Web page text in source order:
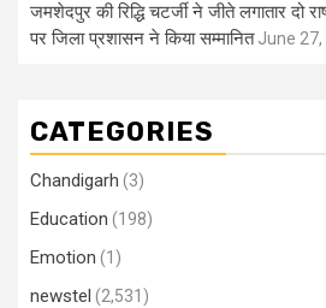
जमशेदपुर की रिद्धि चटर्जी ने जीते लगातार दो
पर जिला प्रशासन ने किया सम्मानित June 27,
CATEGORIES
Chandigarh (3)
Education (198)
Emotion (1)
newstel (2,531)